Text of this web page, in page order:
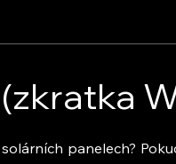
panelech?